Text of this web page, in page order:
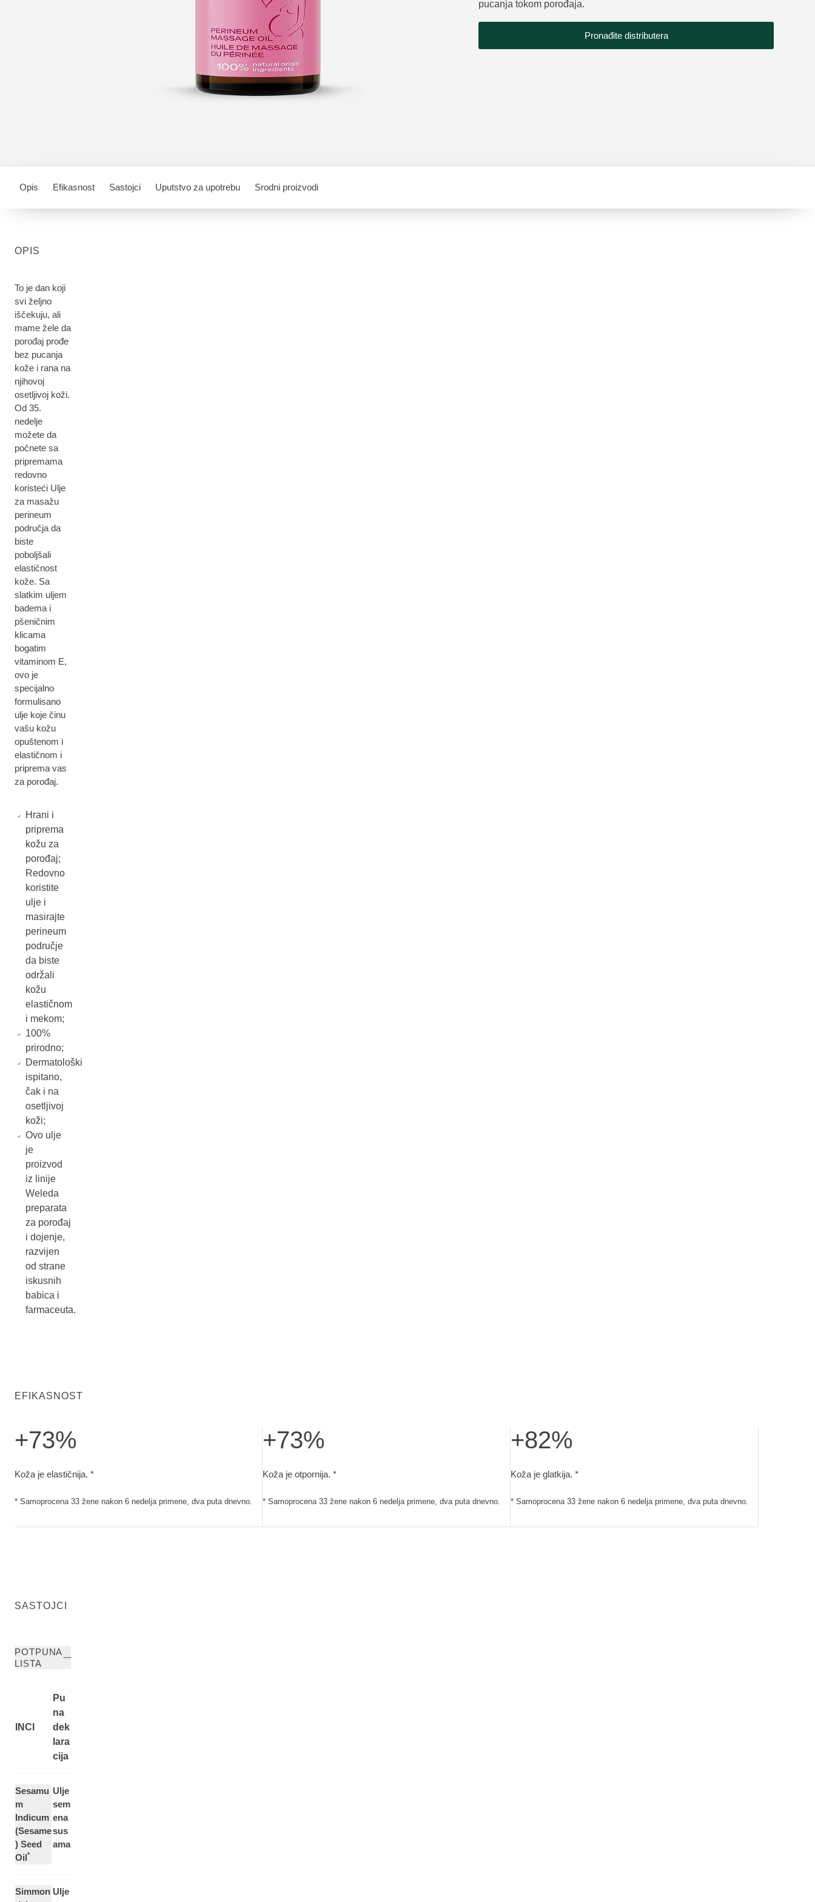
pucanja tokom porođaja.
Pronađite distributera
Opis Efikasnost Sastojci Uputstvo za upotrebu Srodni proizvodi
OPIS
To je dan koji
svi željno
iščekuju, ali
mame žele da
porođaj prođe
bez pucanja
kože i rana na
njihovoj
osetljivoj koži.
Od 35.
nedelje
možete da
počnete sa
pripremama
redovno
koristeći Ulje
za masažu
perineum
područja da
biste
poboljšali
elastičnost
kože. Sa
slatkim uljem
badema i
pšeničnim
klicama
bogatim
vitaminom E,
ovo je
specijalno
formulisano
ulje koje činu
vašu kožu
opuštenom i
elastičnom i
priprema vas
za porođaj.
Hrani i
priprema
kožu za
porođaj;
Redovno
koristite
ulje i
masirajte
perineum
područje
da biste
održali
kožu
elastičnom
i mekom;
100%
prirodno;
Dermatološki
ispitano,
čak i na
osetljivoj
koži;
Ovo ulje
je
proizvod
iz linije
Weleda
preparata
za porođaj
i dojenje,
razvijen
od strane
iskusnih
babica i
farmaceuta.
EFIKASNOST
+73%
Koža je elastičnija. *
* Samoprocena 33 žene nakon 6 nedelja primene, dva puta dnevno.
+73%
Koža je otpornija. *
* Samoprocena 33 žene nakon 6 nedelja primene, dva puta dnevno.
+82%
Koža je glatkija. *
* Samoprocena 33 žene nakon 6 nedelja primene, dva puta dnevno.
SASTOJCI
POTPUNA
LISTA
INCI
Pu
na
dek
lara
cija
Sesamu
m
Indicum
(Sesame
) Seed
Oil*
Ulje
sem
ena
sus
ama
Simmon Ulje